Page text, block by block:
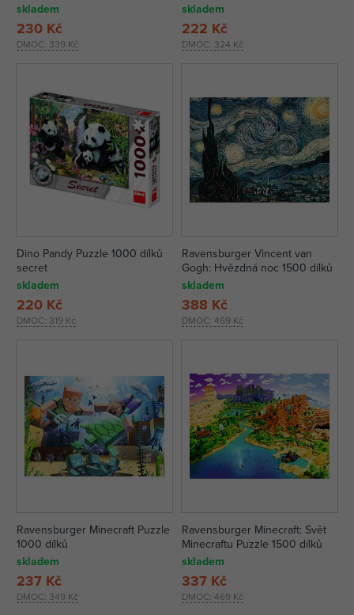
skladem
DMOC: 339 Kč
230 Kč
skladem
DMOC: 324 Kč
222 Kč
Dino Pandy Puzzle 1000 dílků
secret
skladem
DMOC: 319 Kč
220 Kč
Ravensburger Vincent van
Gogh: Hvězdná noc 1500 dílků
skladem
DMOC: 469 Kč
388 Kč
Ravensburger Minecraft Puzzle
1000 dílků
skladem
DMOC: 349 Kč
237 Kč
Ravensburger Minecraft: Svět
Minecraftu Puzzle 1500 dílků
skladem
DMOC: 469 Kč
337 Kč